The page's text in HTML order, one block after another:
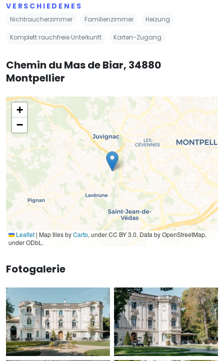
VERSCHIEDENES
Nichtraucherzimmer Familienzimmer Heizung
Komplett rauchfreie Unterkunft Karten-Zugang
Chemin du Mas de Biar, 34880
Montpellier
+
−
Leaflet | Map tiles byCarto, under CC BY 3.0. Data by OpenStreetMap,
under ODbL.
Fotogalerie